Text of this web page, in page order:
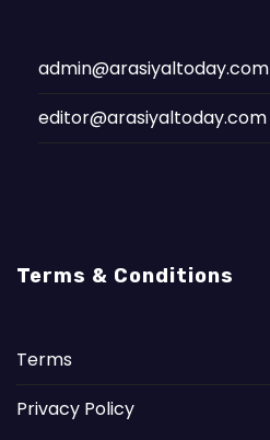
admin@arasiyaltoday.com
editor@arasiyaltoday.com
Terms & Conditions
Terms
Privacy Policy